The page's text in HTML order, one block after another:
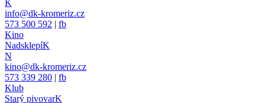
K
info@dk-kromeriz.cz
573 500 592 | fb
Kino
NadsklepíK
N
kino@dk-kromeriz.cz
573 339 280 | fb
Klub
Starý pivovarK